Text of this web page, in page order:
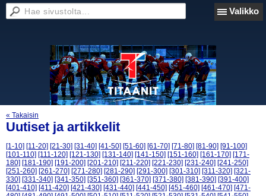
Valikko
« Takaisin
Uutiset ja artikkelit
[1-10] [11-20] [21-30] [31-40] [41-50] [51-60] [61-70] [71-80] [81-90] [91-100]
[101-110] [111-120] [121-130] [131-140] [141-150] [151-160] [161-170] [171-
180] [181-190] [191-200] [201-210] [211-220] [221-230] [231-240] [241-250]
[251-260] [261-270] [271-280] [281-290] [291-300] [301-310] [311-320] [321-
330] [331-340] [341-350] [351-360] [361-370] [371-380] [381-390] [391-400]
[401-410] [411-420] [421-430] [431-440] [441-450] [451-460] [461-470] [471-